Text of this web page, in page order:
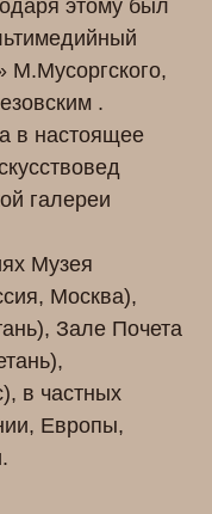
этому был
М.Мусоргского,
.
в настоящее
галереи
Музея
Москва),
Зале Почета
в частных
Европы,